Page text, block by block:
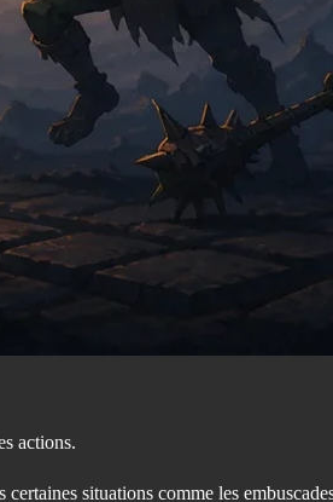
actions.
situations comme les